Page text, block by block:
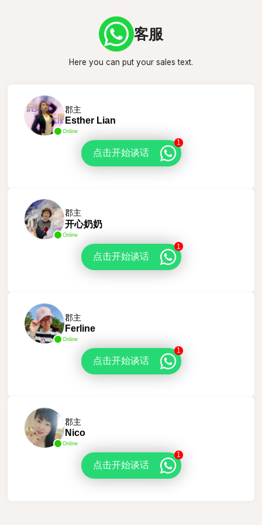
客服
Here you can put your sales text.
Online
郡主
Esther Lian
点击开始谈话
1
Online
郡主
开心奶奶
点击开始谈话
1
Online
郡主
Ferline
点击开始谈话
1
Online
郡主
Nico
点击开始谈话
1